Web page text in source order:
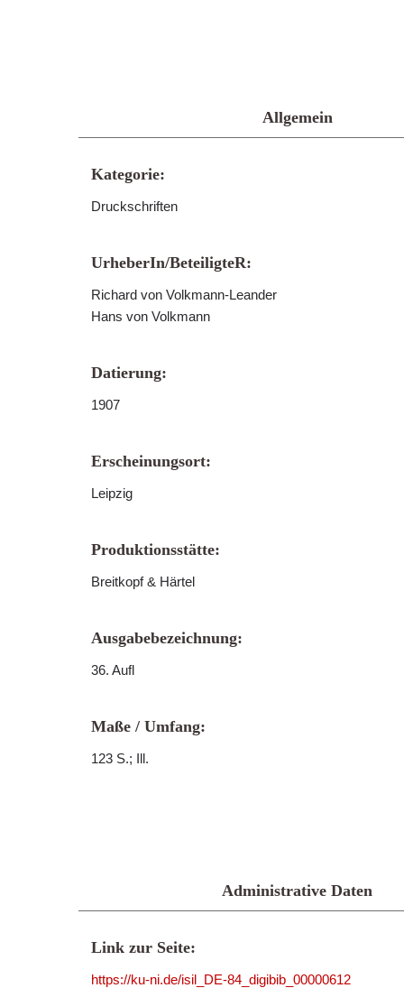
Allgemein
Kategorie:
Druckschriften
UrheberIn/BeteiligteR:
Richard von Volkmann-Leander
Hans von Volkmann
Datierung:
1907
Erscheinungsort:
Leipzig
Produktionsstätte:
Breitkopf & Härtel
Ausgabebezeichnung:
36. Aufl
Maße / Umfang:
123 S.; Ill.
Administrative Daten
Link zur Seite:
https://ku-ni.de/isil_DE-84_digibib_00000612